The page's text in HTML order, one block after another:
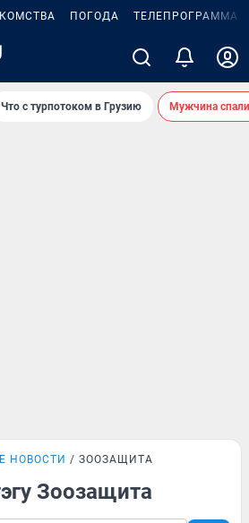
ПОГОДА ТЕЛЕПРОГРАММА
Что с турпотоком в Грузию Мужчина
НОВОСТИ ЗООЗАЩИТА
Зоозащита